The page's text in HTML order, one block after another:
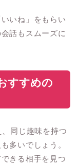
いね」をもらい
話もスムーズに
すすめの
同じ趣味を持つ
多いでしょう。
きる相手を見つ